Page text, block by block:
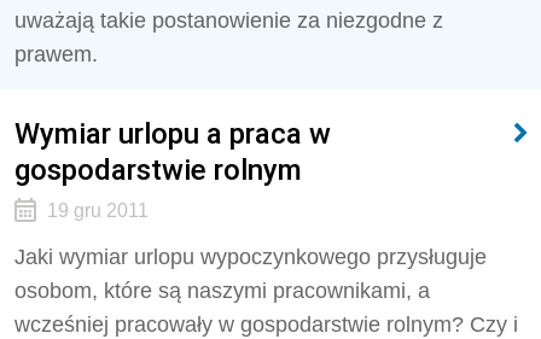
uważają takie postanowienie za niezgodne z
prawem.
Wymiar urlopu a praca w
gospodarstwie rolnym
19 gru 2011
Jaki wymiar urlopu wypoczynkowego przysługuje
osobom, które są naszymi pracownikami, a
wcześniej pracowały w gospodarstwie rolnym? Czy i